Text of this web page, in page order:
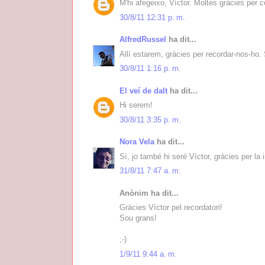
M'hi afegeixo, Víctor. Moltes gràcies per
30/8/11 12:31 p. m.
AlfredRussel
ha dit...
Allí estarem, gràcies per recordar-nos-ho.
30/8/11 1:16 p. m.
El veí de dalt ha dit...
Hi serem!
30/8/11 3:35 p. m.
Nora Velaha dit...
Sí, jo també hi seré Víctor, gràcies per la
31/8/11 7:47 a. m.
Anònim ha dit...
Gràcies Víctor pel recordatori!
Sou grans!
;-)
1/9/11 9:44 a. m.